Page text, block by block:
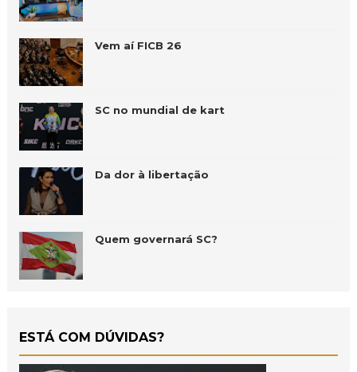
Vem aí FICB 26
SC no mundial de kart
Da dor à libertação
Quem governará SC?
ESTÁ COM DÚVIDAS?